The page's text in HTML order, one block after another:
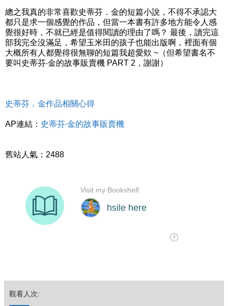
總之我真的非常喜歡史蒂芬．金的短篇小說，不得不承認大
都只是求一個感覺的作品，但當一本書有許多地方能令人感
覺很好時，不就已經是值得閱讀的理由了嗎？ 最後，讀完這
部我完全沒滿足，希望玉米田的孩子也能出版啊，裡面有個
大概所有人都覺得很無聊的短篇我超愛欸 ~（但希望書名不
要叫史蒂芬‧金的故事販賣機 PART 2，謝謝）
史蒂芬．金作品相關心得
AP連結： 史蒂芬‧金的故事販賣機
舊站人氣：2488
觀看人次: